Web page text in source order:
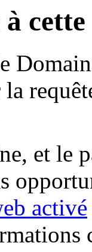
la
et le
activé